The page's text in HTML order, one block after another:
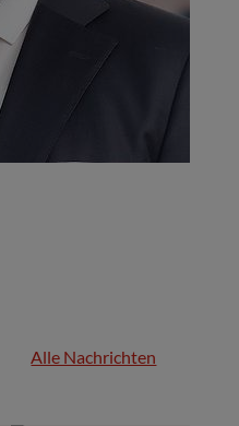
Alle Nachrichten